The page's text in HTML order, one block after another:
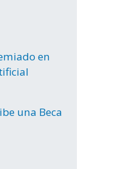
en
una Beca